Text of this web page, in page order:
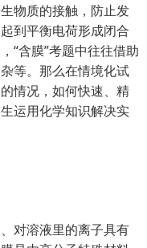
物质的接触，防止发
到平衡电荷形成闭合
“含膜”考题中往往借助
等。那么在情境化试
情况，如何快速、精
运用化学知识解决实
对溶液里的离子具有